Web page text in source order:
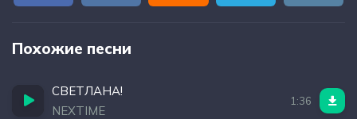
Похожие песни
СВЕТЛАНА!
NEXTIME
1:36